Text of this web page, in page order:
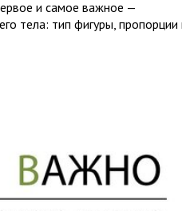
и самое важное —
тела: тип фигуры, пропорции